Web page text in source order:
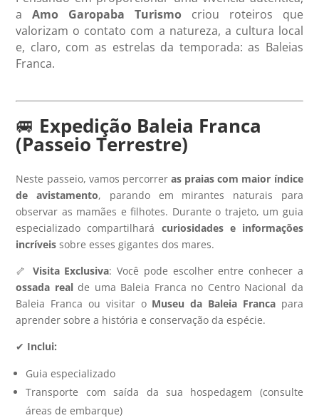
aAmo Garopaba Turismo criou roteiros que
valorizam o contato com a natureza, a cultura local
e, claro, com as estrelas da temporada: as Baleias
Franca.
🚐 Expedição Baleia Franca
(Passeio Terrestre)
Neste passeio, vamos percorrer as praias com maior índice
de avistamento, parando em mirantes naturais para
observar as mamães e filhotes. Durante o trajeto, um guia
especializado compartilhará curiosidades e informações
incríveis sobre esses gigantes dos mares.
🦴 Visita Exclusiva: Você pode escolher entre conhecer a
ossada realde uma Baleia Franca no Centro Nacional da
Baleia Franca ou visitar o Museu da Baleia Francapara
aprender sobre a história e conservação da espécie.
✔ Inclui:
Guia especializado
Transporte com saída da sua hospedagem (consulte
áreas de embarque)